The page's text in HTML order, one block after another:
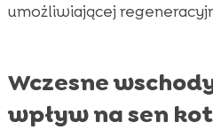
umożliwiającej
Wczesne
wpływ na sen